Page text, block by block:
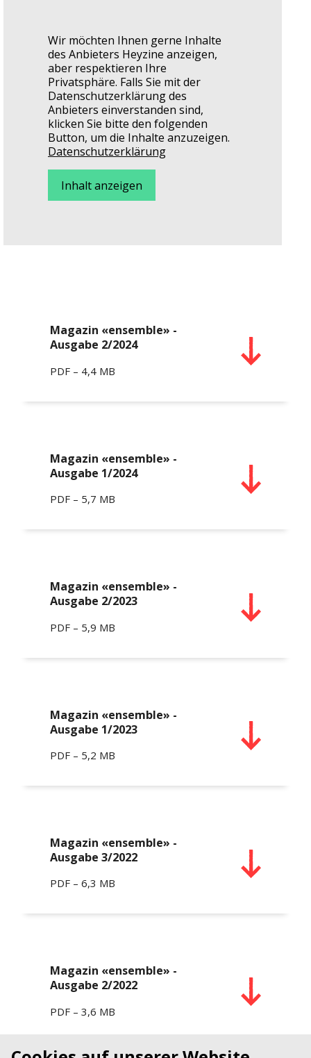
Wir möchten Ihnen gerne Inhalte
des Anbieters Heyzine anzeigen,
aber respektieren Ihre
Privatsphäre. Falls Sie mit der
Datenschutzerklärung des
Anbieters einverstanden sind,
klicken Sie bitte den folgenden
Button, um die Inhalte anzuzeigen.
Datenschutzerklärung
Inhalt anzeigen
Magazin «ensemble» -
Ausgabe 2/2024
PDF – 4,4 MB
Magazin «ensemble» -
Ausgabe 1/2024
PDF – 5,7 MB
Magazin «ensemble» -
Ausgabe 2/2023
PDF – 5,9 MB
Magazin «ensemble» -
Ausgabe 1/2023
PDF – 5,2 MB
Magazin «ensemble» -
Ausgabe 3/2022
PDF – 6,3 MB
Magazin «ensemble» -
Ausgabe 2/2022
PDF – 3,6 MB